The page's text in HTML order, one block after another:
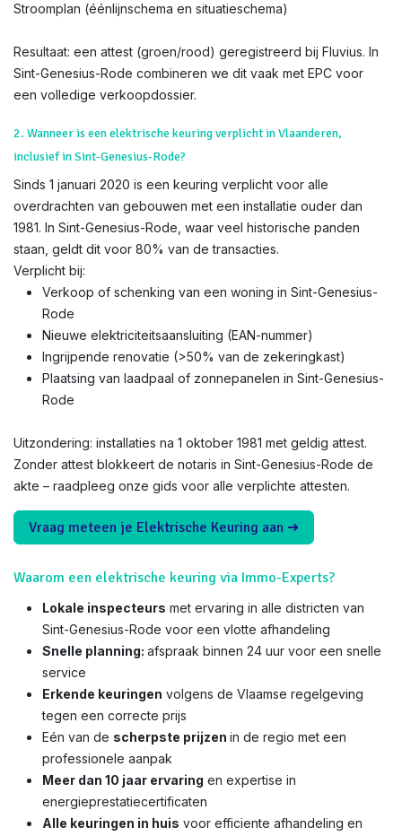
Stroomplan (éénlijnschema en situatieschema)
Resultaat: een attest (groen/rood) geregistreerd bij Fluvius. In
Sint-Genesius-Rode combineren we dit vaak met EPC voor
een volledige verkoopdossier.
2. Wanneer is een elektrische keuring verplicht in Vlaanderen,
inclusief in Sint-Genesius-Rode?
Sinds 1 januari 2020 is een keuring verplicht voor alle
overdrachten van gebouwen met een installatie ouder dan
1981. In Sint-Genesius-Rode, waar veel historische panden
staan, geldt dit voor 80% van de transacties.
Verplicht bij:
Verkoop of schenking van een woning in Sint-Genesius-
Rode
Nieuwe elektriciteitsaansluiting (EAN-nummer)
Ingrijpende renovatie (>50% van de zekeringkast)
Plaatsing van laadpaal of zonnepanelen in Sint-Genesius-
Rode
Uitzondering: installaties na 1 oktober 1981 met geldig attest.
Zonder attest blokkeert de notaris in Sint-Genesius-Rode de
akte – raadpleeg onze gids voor alle verplichte attesten.
Vraag meteen je Elektrische Keuring aan ➜
Waarom een elektrische keuring via Immo-Experts?
Lokale inspecteurs met ervaring in alle districten van
Sint-Genesius-Rode voor een vlotte afhandeling
Snelle planning: afspraak binnen 24 uur voor een snelle
service
Erkende keuringen volgens de Vlaamse regelgeving
tegen een correcte prijs
Eén van de scherpste prijzen in de regio met een
professionele aanpak
Meer dan 10 jaar ervaring en expertise in
energieprestatiecertificaten
Alle keuringen in huis voor efficiente afhandeling en